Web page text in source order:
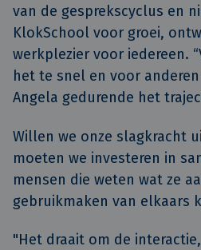
van de gesprekscyclus en
KlokSchool voor groei,
werkplezier voor iedereen.
het te snel en voor
Angela gedurende het
Willen we onze slagkracht
moeten we investeren in
mensen die weten wat ze
gebruikmaken van elkaars
"Het draait om de